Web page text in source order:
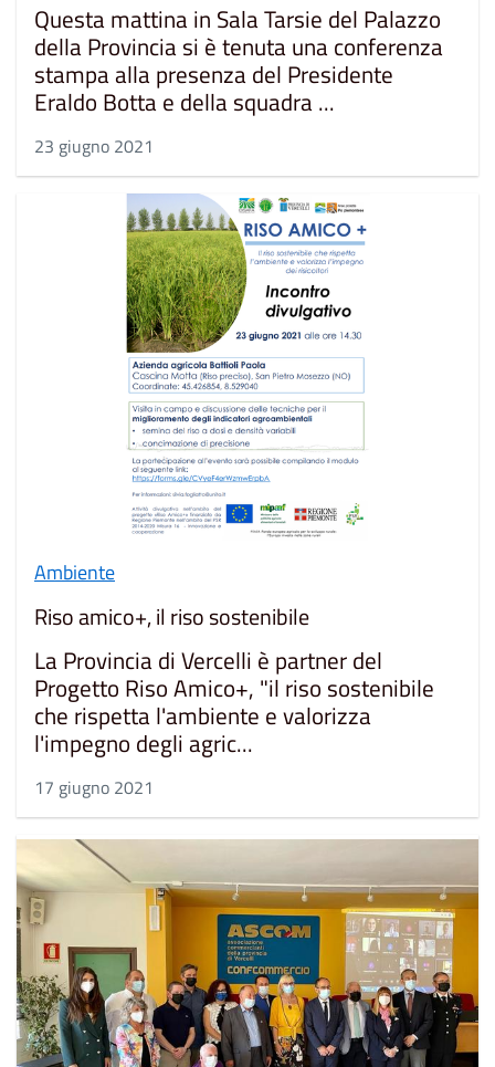
Questa mattina in Sala Tarsie del Palazzo
della Provincia si è tenuta una conferenza
stampa alla presenza del Presidente
Eraldo Botta e della squadra ...
23 giugno 2021
Ambiente
Riso amico+, il riso sostenibile
La Provincia di Vercelli è partner del
Progetto Riso Amico+, "il riso sostenibile
che rispetta l'ambiente e valorizza
l'impegno degli agric...
17 giugno 2021